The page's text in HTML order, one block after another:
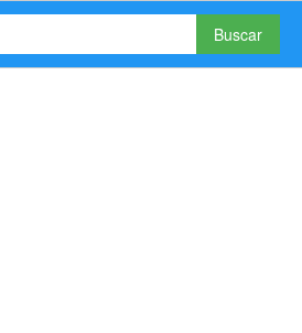
Buscar